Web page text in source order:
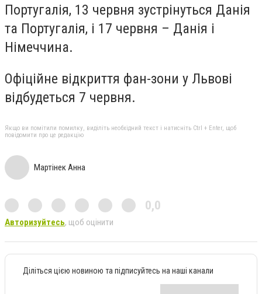
Португалія, 13 червня зустрінуться Данія
та Португалія, і 17 червня – Данія і
Німеччина.
Офіційне відкриття фан-зони у Львові
відбудеться 7 червня.
Якщо ви помітили помилку, виділіть необхідний текст і натисніть Ctrl + Enter, щоб
повідомити про це редакцію
Мартінек Анна
0,0
Авторизуйтесь, щоб оцінити
Діліться цією новиною та підписуйтесь на наші канали